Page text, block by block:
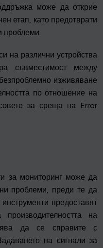
може да открие
етап, като предотврати
проблеми.
на различни устройства
съвместимост между
изживяване
по отношение на
за среща на Error
за мониторинг може да
проблеми, преди те да
предоставят
на
да се справите с
на сигнали за